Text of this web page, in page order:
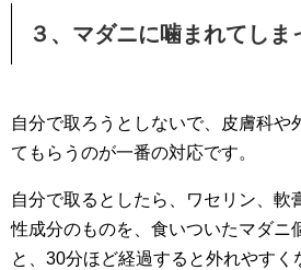
３、マダニに噛まれてしま
自分で取ろうとしないで、皮膚科や
てもらうのが一番の対応です。
自分で取るとしたら、ワセリン、軟
性成分のものを、食いついたマダニ
と、30分ほど経過すると外れやすく